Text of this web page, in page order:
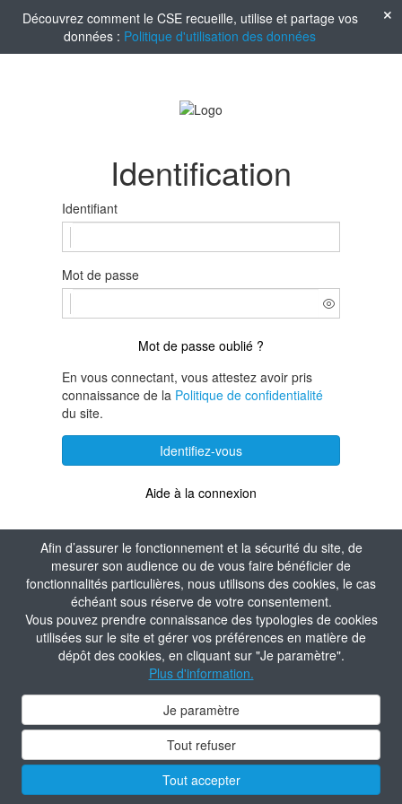
Afin d’assurer le fonctionnement et la sécurité du site, de
mesurer son audience ou de vous faire bénéficier de
fonctionnalités particulières, nous utilisons des cookies, le cas
échéant sous réserve de votre consentement.
Vous pouvez prendre connaissance des typologies de cookies
utilisées sur le site et gérer vos préférences en matière de
dépôt des cookies, en cliquant sur "Je paramètre".
Plus d'information.
Je paramètre
Tout refuser
Tout accepter
Découvrez comment le CSE recueille, utilise et partage vos
données : Politique d'utilisation des données
Identification
Identifiant
Mot de passe
Mot de passe oublié ?
En vous connectant, vous attestez avoir pris
connaissance de la Politique de confidentialité
du site.
Identifiez-vous
Aide à la connexion